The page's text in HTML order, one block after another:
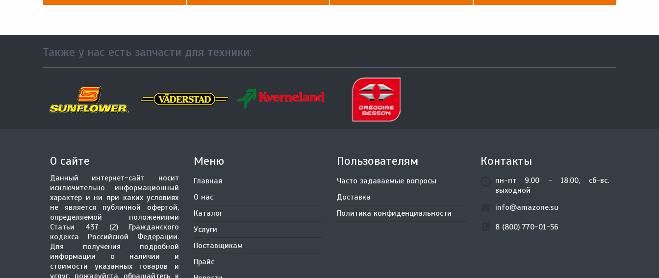
Также у нас есть запчасти для техники:
О сайте
Данный интернет-сайт носит
исключительно информационный
характер и ни при каких условиях
не является публичной офертой,
определяемой положениями
Статьи 437 (2) Гражданского
кодекса Российской Федерации.
Для получения подробной
информации о наличии и
стоимости указанных товаров и
услуг, пожалуйста, обращайтесь к
Меню
Главная
О нас
Каталог
Услуги
Поставщикам
Прайс
Пользователям
Часто задаваемые вопросы
Доставка
Политика конфиденциальности
Контакты
пн-пт 9.00 - 18.00, сб-вс.
выходной
info@amazone.su
8 (800) 770-01-56